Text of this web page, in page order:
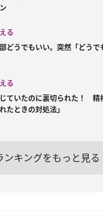
る
どうでもいい。突然「どう
る
ていたのに裏切られた！ 精
たときの対処法」
ンキングをもっと見る